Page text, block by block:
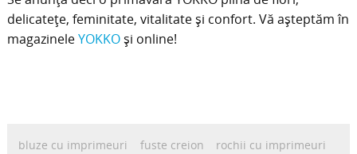
delicatețe, feminitate, vitalitate și confort. Vă așteptăm în
magazineleYOKKOși online!
bluze cu imprimeuri fuste creion
rochii cu imprimeuri